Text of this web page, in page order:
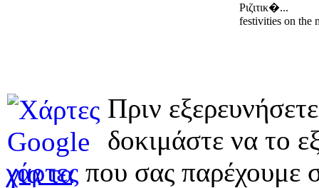
Ριζιτικ�...
festivities on the
Πριν
δοκιμάστε να το
χάρτες που σας παρέχουμε